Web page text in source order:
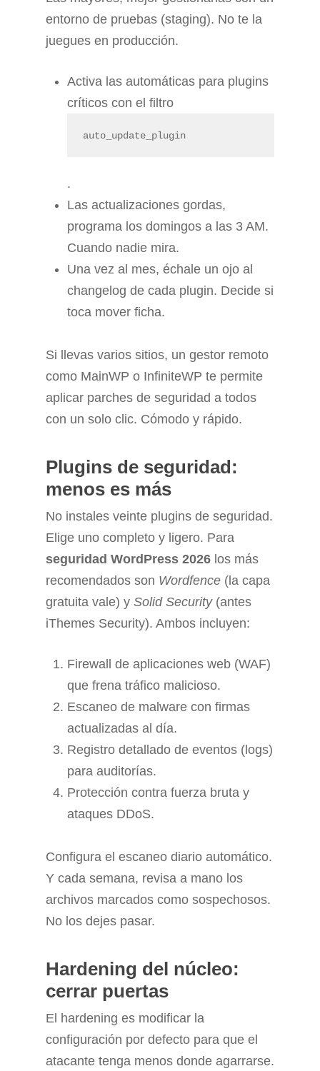
entorno de pruebas (staging). No te la
juegues en producción.
Activa las automáticas para plugins
críticos con el filtro
auto_update_plugin
.
Las actualizaciones gordas,
programa los domingos a las 3 AM.
Cuando nadie mira.
Una vez al mes, échale un ojo al
changelog de cada plugin. Decide si
toca mover ficha.
Si llevas varios sitios, un gestor remoto
como MainWP o InfiniteWP te permite
aplicar parches de seguridad a todos
con un solo clic. Cómodo y rápido.
Plugins de seguridad:
menos es más
No instales veinte plugins de seguridad.
Elige uno completo y ligero. Para
seguridad WordPress 2026 los más
recomendados son Wordfence (la capa
gratuita vale) y Solid Security(antes
iThemes Security). Ambos incluyen:
Firewall de aplicaciones web (WAF)
que frena tráfico malicioso.
Escaneo de malware con firmas
actualizadas al día.
Registro detallado de eventos (logs)
para auditorías.
Protección contra fuerza bruta y
ataques DDoS.
Configura el escaneo diario automático.
Y cada semana, revisa a mano los
archivos marcados como sospechosos.
No los dejes pasar.
Hardening del núcleo:
cerrar puertas
El hardening es modificar la
configuración por defecto para que el
atacante tenga menos donde agarrarse.